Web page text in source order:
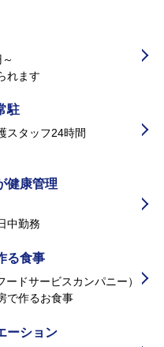
れます
駐
スタッフ24時間
健康管理
中勤務
る食事
ードサービスカンパニー）
で作るお食事
ーション